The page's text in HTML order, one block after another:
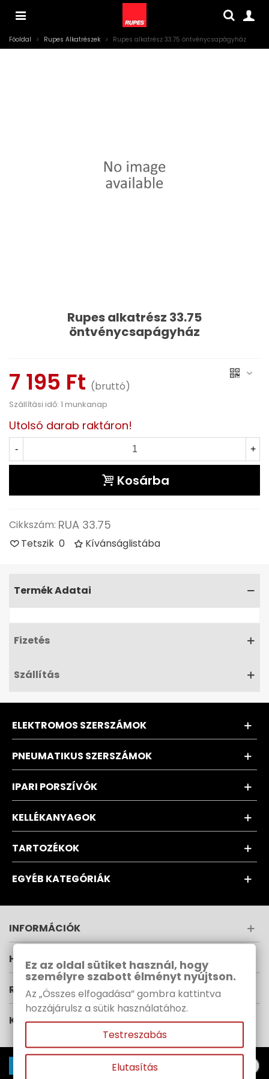
Főoldal > Rupes Alkatrészek > Rupes alkatrész 33.75 öntvénycsapágyház
Rupes alkatrész 33.75
öntvénycsapágyház
7 195 Ft (bruttó)
Szállítási idő: 1 munkanap
Utolsó darab raktáron!
- +
Kosárba
Cikkszám: RUA 33.75
Tetszik 0 Kívánságlistába
Termék Adatai
Fizetés
Szállítás
ELEKTROMOS SZERSZÁMOK
PNEUMATIKUS SZERSZÁMOK
IPARI PORSZÍVÓK
KELLÉKANYAGOK
TARTOZÉKOK
EGYÉB KATEGÓRIÁK
INFORMÁCIÓK
HÍRLEVÉL
RUPES MAGYARORSZÁG
KÖVESS MINKET
Ez az oldal sütiket használ, hogy
személyre szabott élményt nyújtson.
Az „Összes elfogadása” gombra kattintva
hozzájárulsz a sütik használatához.
Testreszabás
Elutasítás